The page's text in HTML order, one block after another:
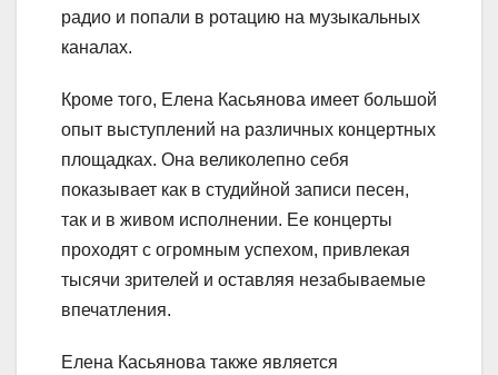
радио и попали в ротацию на музыкальных
каналах.
Кроме того, Елена Касьянова имеет большой
опыт выступлений на различных концертных
площадках. Она великолепно себя
показывает как в студийной записи песен,
так и в живом исполнении. Ее концерты
проходят с огромным успехом, привлекая
тысячи зрителей и оставляя незабываемые
впечатления.
Елена Касьянова также является